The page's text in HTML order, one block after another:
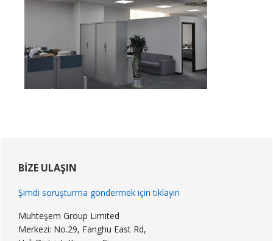
Kenar
Çubuğu
BIZE ULAŞIN
Şimdi soruşturma göndermek için tıklayın
Muhteşem Group Limited
Merkezi: No.29, Fanghu East Rd,